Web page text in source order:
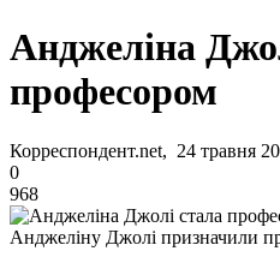
Анджеліна
професором
Корреспондент.net, 24 травня
0
968
Анджеліну Джолі призначили